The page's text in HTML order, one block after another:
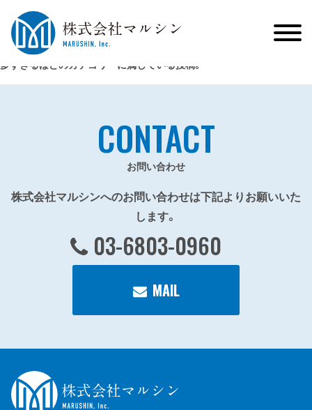
多すぎるほどのカテゴリーに属している投稿。
CONTACT
お問い合わせ
株式会社マルシンへのお問い合わせは下記よりお願いいた
します。
03-6803-0960
MAIL